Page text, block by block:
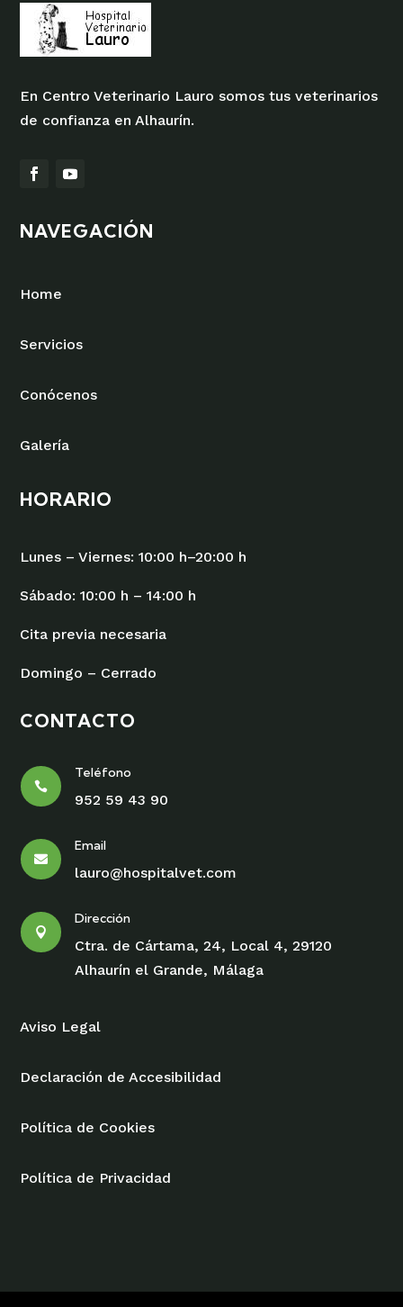
En Centro Veterinario Lauro somos tus veterinarios
de confianza en Alhaurín.
NAVEGACIÓN
Home
Servicios
Conócenos
Galería
HORARIO
Lunes – Viernes: 10:00 h–20:00 h
Sábado: 10:00 h – 14:00 h
Cita previa necesaria
Domingo – Cerrado
CONTACTO

Teléfono
952 59 43 90

Email
lauro@hospitalvet.com

Dirección
Ctra. de Cártama, 24, Local 4, 29120
Alhaurín el Grande, Málaga
Aviso Legal
Declaración de Accesibilidad
Política de Cookies
Política de Privacidad